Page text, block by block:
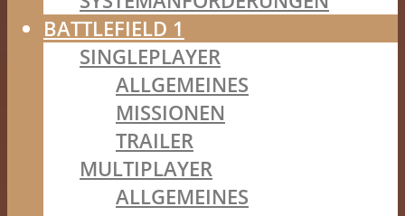
BATTLEFIELD 1
SINGLEPLAYER
ALLGEMEINES
MISSIONEN
TRAILER
MULTIPLAYER
ALLGEMEINES